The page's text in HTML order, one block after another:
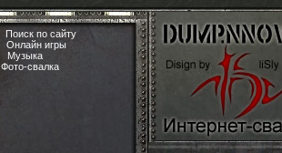
Поиск по сайту
Онлайн игры
Музыка
Фото-свалка